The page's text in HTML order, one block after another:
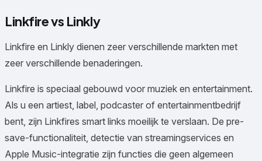
Linkfire vs Linkly
Linkfire en Linkly dienen zeer verschillende markten met
zeer verschillende benaderingen.
Linkfire is speciaal gebouwd voor muziek en entertainment.
Als u een artiest, label, podcaster of entertainmentbedrijf
bent, zijn Linkfires smart links moeilijk te verslaan. De pre-
save-functionaliteit, detectie van streamingservices en
Apple Music-integratie zijn functies die geen algemeen